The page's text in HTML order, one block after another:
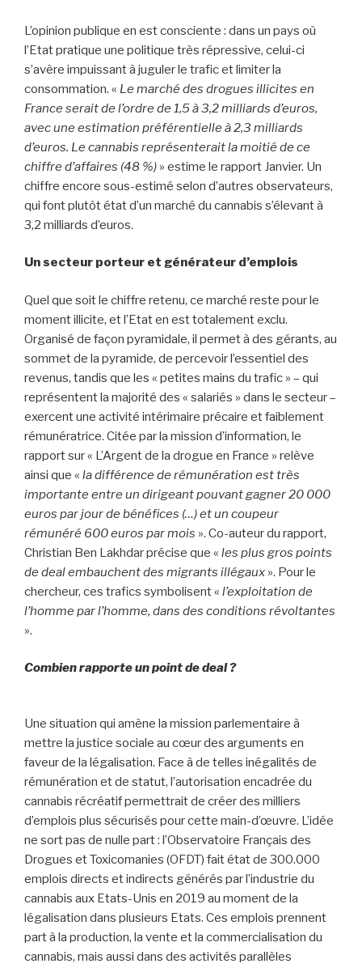
L’opinion publique en est consciente : dans un pays où
l’Etat pratique une politique très répressive, celui-ci
s’avère impuissant à juguler le trafic et limiter la
consommation. « Le marché des drogues illicites en
France serait de l’ordre de 1,5 à 3,2 milliards d’euros,
avec une estimation préférentielle à 2,3 milliards
d’euros. Le cannabis représenterait la moitié de ce
chiffre d’affaires (48 %) » estime le rapport Janvier. Un
chiffre encore sous-estimé selon d’autres observateurs,
qui font plutôt état d’un marché du cannabis s’élevant à
3,2 milliards d’euros.
Un secteur porteur et générateur d’emplois
Quel que soit le chiffre retenu, ce marché reste pour le
moment illicite, et l’Etat en est totalement exclu.
Organisé de façon pyramidale, il permet à des gérants, au
sommet de la pyramide, de percevoir l’essentiel des
revenus, tandis que les « petites mains du trafic » – qui
représentent la majorité des « salariés » dans le secteur –
exercent une activité intérimaire précaire et faiblement
rémunératrice. Citée par la mission d’information, le
rapport sur « L’Argent de la drogue en France » relève
ainsi que « la différence de rémunération est très
importante entre un dirigeant pouvant gagner 20 000
euros par jour de bénéfices (…) et un coupeur
rémunéré 600 euros par mois ». Co-auteur du rapport,
Christian Ben Lakhdar précise que « les plus gros points
de deal embauchent des migrants illégaux ». Pour le
chercheur, ces trafics symbolisent « l’exploitation de
l’homme par l’homme, dans des conditions révoltantes
».
Combien rapporte un point de deal ?
Une situation qui amène la mission parlementaire à
mettre la justice sociale au cœur des arguments en
faveur de la légalisation. Face à de telles inégalités de
rémunération et de statut, l’autorisation encadrée du
cannabis récréatif permettrait de créer des milliers
d’emplois plus sécurisés pour cette main-d’œuvre. L’idée
ne sort pas de nulle part : l’Observatoire Français des
Drogues et Toxicomanies (OFDT) fait état de 300.000
emplois directs et indirects générés par l’industrie du
cannabis aux Etats-Unis en 2019 au moment de la
légalisation dans plusieurs Etats. Ces emplois prennent
part à la production, la vente et la commercialisation du
cannabis, mais aussi dans des activités parallèles